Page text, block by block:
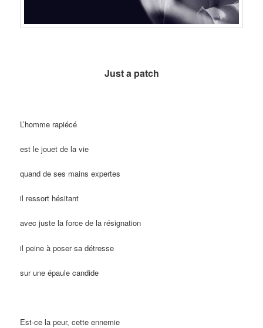
Just a patch
L’homme rapiécé
est le jouet de la vie
quand de ses mains expertes
il ressort hésitant
avec juste la force de la résignation
il peine à poser sa détresse
sur une épaule candide
Est-ce la peur, cette ennemie